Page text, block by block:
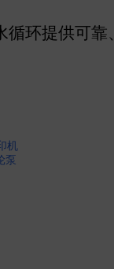
环提供可靠
机
泵